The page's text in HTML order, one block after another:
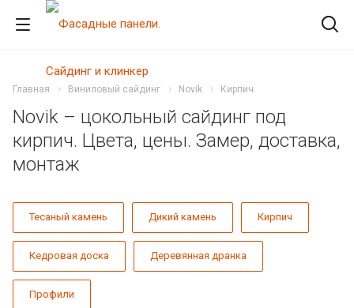
Главная Виниловый сайдинг Novik Кирпич
Novik – цокольный сайдинг под
кирпич. Цвета, цены. Замер, доставка,
монтаж
Тесаный камень Дикий камень Кирпич
Кедровая доска Деревянная дранка
Профили